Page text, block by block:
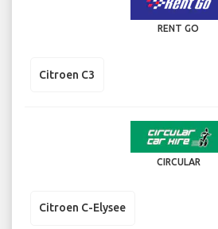
RENT GO
Citroen C3
CIRCULAR
Citroen C-Elysee